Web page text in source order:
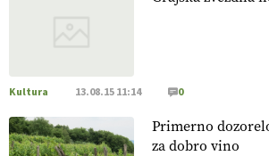
pridelava z mislijo na naravo.
@EUAgri #IMCAP #CAP https://t.co/Bf31lnQSIb
Kultura 13.08.15 11:14 0
Primerno
za dobro vino